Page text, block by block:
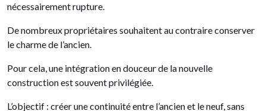
nécessairement rupture.
De nombreux propriétaires souhaitent au contraire conserver
le charme de l’ancien.
Pour cela, une intégration en douceur de la nouvelle
construction est souvent privilégiée.
L’objectif : créer une continuité entre l’ancien et le neuf, sans